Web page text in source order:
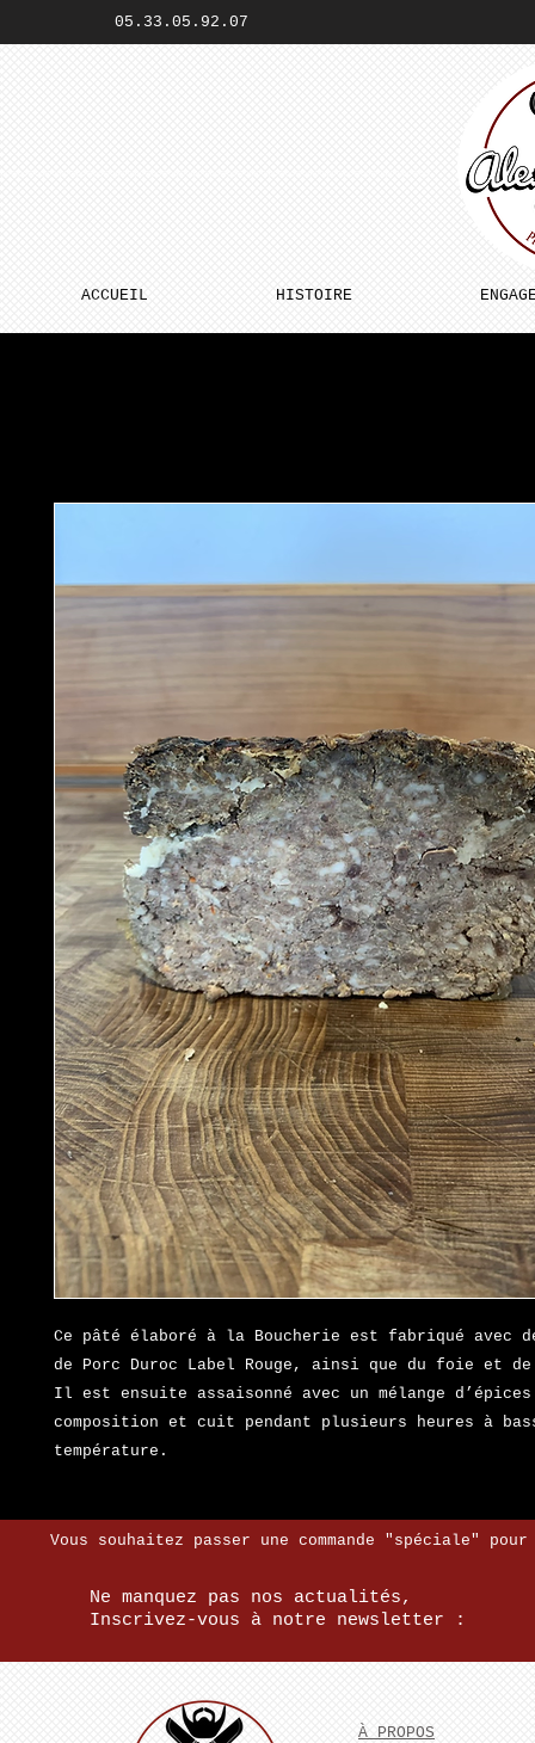
05.33.05.92.07
ACCUEIL HISTOIRE
Ce pâté élaboré à la Boucherie est fabriqué avec
de Porc Duroc Label Rouge, ainsi que du foie et
Il est ensuite assaisonné avec un mélange d’épices
composition et cuit pendant plusieurs heures à
température.
Vous souhaitez passer une commande "spéciale"
Ne manquez pas nos actualités,
Inscrivez-vous à notre newsletter :
À PROPOS